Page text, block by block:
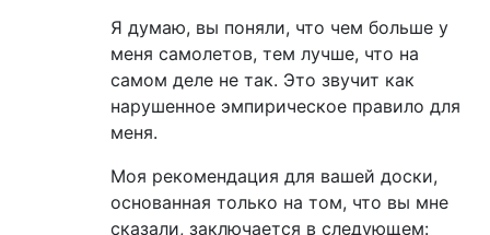
Я думаю, вы поняли, что чем больше у
меня самолетов, тем лучше, что на
самом деле не так. Это звучит как
нарушенное эмпирическое правило для
меня.
Моя рекомендация для вашей доски,
основанная только на том, что вы мне
сказали, заключается в следующем: